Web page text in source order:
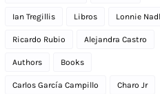
Ian Tregillis Libros Lonnie
Ricardo Rubio Alejandra Castro
Authors Books
Carlos García Campillo Charo Jr